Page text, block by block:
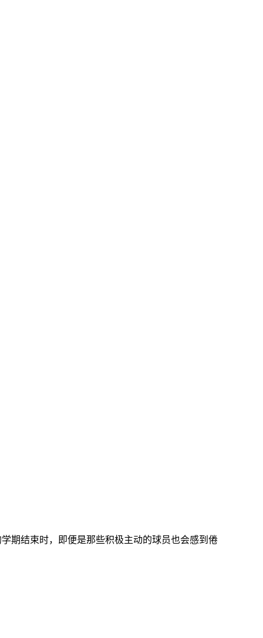
期结束时，即便是那些积极主动的球员也会感到倦